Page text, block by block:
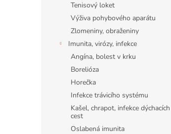
Tenisový loket
Výživa pohybového aparátu
Zlomeniny, obraženiny
Imunita, virózy, infekce
Angína, bolest v krku
Borelióza
Horečka
Infekce trávicího systému
Kašel, chrapot, infekce dýchacích
cest
Oslabená imunita